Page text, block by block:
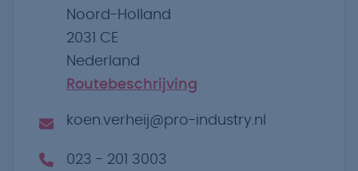
Noord-Holland
2031 CE
Nederland
Routebeschrijving
koen.verheij@pro-industry.nl
023 - 201 3003